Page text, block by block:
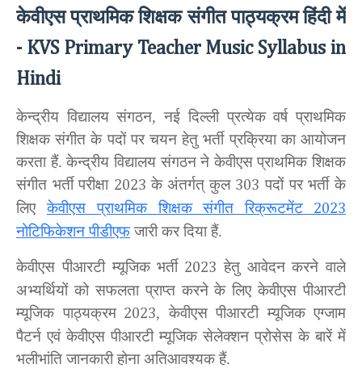
केवीएस प्राथमिक शिक्षक संगीत पाठ्यक्रम हिंदी में
- KVS Primary Teacher Music Syllabus in
Hindi
केन्द्रीय विद्यालय संगठन, नई दिल्ली प्रत्येक वर्ष प्राथमिक
शिक्षक संगीत के पदों पर चयन हेतु भर्ती प्रक्रिया का आयोजन
करता हैं. केन्द्रीय विद्यालय संगठन ने केवीएस प्राथमिक शिक्षक
संगीत भर्ती परीक्षा 2023 के अंतर्गत् कुल 303 पदों पर भर्ती के
लिएकेवीएस प्राथमिक शिक्षक संगीत रिक्रूटमेंट 2023
नोटिफिकेशन पीडीएफ जारी कर दिया हैं.
केवीएस पीआरटी म्यूजिक भर्ती2023 हेतु आवेदन करने वाले
अभ्यर्थियों को सफलता प्राप्त करने के लिए केवीएस पीआरटी
म्यूजिक पाठ्यक्रम2023, केवीएस पीआरटी म्यूजिक एग्जाम
पैटर्न एवं केवीएस पीआरटी म्यूजिक सेलेक्शन प्रोसेस के बारें में
भलीभांति जानकारी होना अतिआवश्यक हैं.